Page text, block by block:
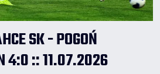
SK - POGOŃ
4:0 :: 11.07.2026